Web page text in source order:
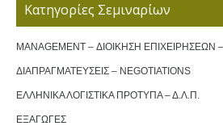
Κατηγορίες Σεμιναρίων
MANAGEMENT – ΔΙΟΙΚΗΣΗ ΕΠΙΧΕΙΡΗΣΕΩΝ
ΔΙΑΠΡΑΓΜΑΤΕΥΣΕΙΣ – NEGOTIATIONS
ΕΛΛΗΝΙΚΑ ΛΟΓΙΣΤΙΚΑ ΠΡΟΤΥΠΑ – Δ.Λ.Π.
ΕΞΑΓΩΓΕΣ